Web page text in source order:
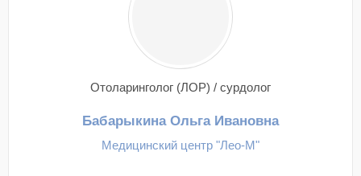
Отоларинголог (ЛОР) / сурдолог
Бабарыкина Ольга Ивановна
Медицинский центр "Лео-М"